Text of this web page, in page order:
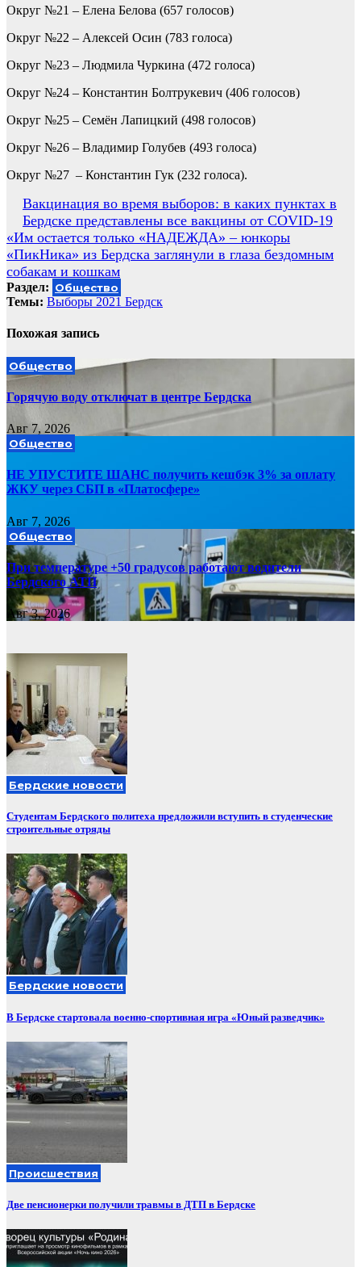
Округ №21 – Елена Белова (657 голосов)
Округ №22 – Алексей Осин (783 голоса)
Округ №23 – Людмила Чуркина (472 голоса)
Округ №24 – Константин Болтрукевич (406 голосов)
Округ №25 – Семён Лапицкий (498 голосов)
Округ №26 – Владимир Голубев (493 голоса)
Округ №27 – Константин Гук (232 голоса).
Навигация
по
записям
Вакцинация во время выборов: в каких пунктах в
Бердске представлены все вакцины от СOVID-19
«Им остается только «НАДЕЖДА» – юнкоры
«ПикНика» из Бердска заглянули в глаза бездомным
собакам и кошкам
Раздел: Общество
Темы: Выборы 2021 Бердск
Похожая запись
Общество
Горячую воду отключат в центре Бердска
Авг 7, 2026
Общество
НЕ УПУСТИТЕ ШАНС получить кешбэк 3% за оплату
ЖКУ через СБП в «Платосфере»
Авг 7, 2026
Общество
При температуре +50 градусов работают водители
Бердского АТП
Авг 3, 2026
Бердские новости
Студентам Бердского политеха предложили вступить в студенческие
строительные отряды
Бердские новости
В Бердске стартовала военно-спортивная игра «Юный разведчик»
Происшествия
Две пенсионерки получили травмы в ДТП в Бердске